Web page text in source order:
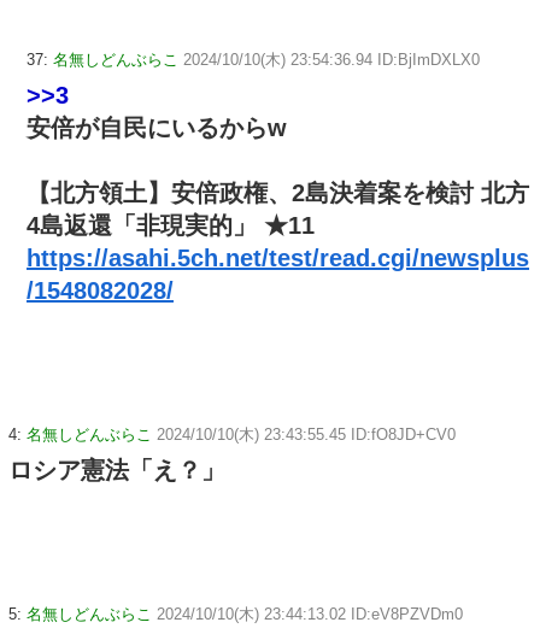
37: 名無しどんぶらこ 2024/10/10(木) 23:54:36.94 ID:BjImDXLX0
>>3
安倍が自民にいるからw
【北方領土】安倍政権、2島決着案を検討 北方
4島返還「非現実的」 ★11
https://asahi.5ch.net/test/read.cgi/newsplus
/1548082028/
4: 名無しどんぶらこ 2024/10/10(木) 23:43:55.45 ID:fO8JD+CV0
ロシア憲法「え？」
5: 名無しどんぶらこ 2024/10/10(木) 23:44:13.02 ID:eV8PZVDm0